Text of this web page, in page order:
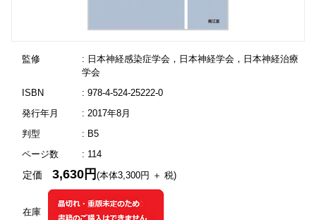
監修
: 日本神経感染症学会，日本神経学会，日本神経治療
学会
ISBN
: 978-4-524-25222-0
発行年月
: 2017年8月
判型
: B5
ページ数
: 114
在庫
定価3,630円(本体3,300円 ＋ 税)